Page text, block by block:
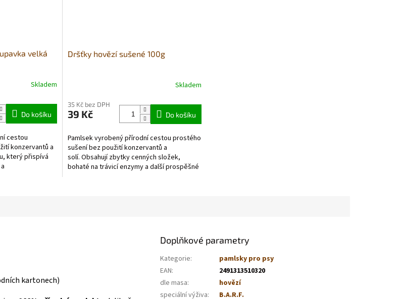
velká
Skladem
Do košíku
cestou
konzervantů a
který přispívá
Dršťky hovězí sušené 100g
produktu
je
z
5
hvězdiček.
Skladem
35 Kč bez DPH
39 Kč Do košíku
Pamlsek vyrobený přírodní cestou prostého
sušení bez použití konzervantů a
solí. Obsahují zbytky cenných složek,
bohaté na trávicí enzymy a další prospěšné
kartonech)
Doplňkové parametry
Kategorie:
pamlsky pro psy
EAN:
2491313510320
dle masa:
hovězí
speciální výživa:
B.A.R.F.